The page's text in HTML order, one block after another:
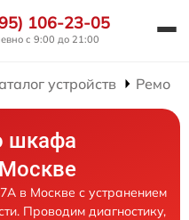
106-23-05
с 9:00 до 21:00
устройств
шкафа
в Москве с устранением
Проводим диагностику,